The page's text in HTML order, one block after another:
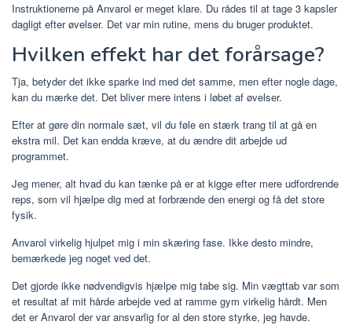
Instruktionerne på Anvarol er meget klare. Du rådes til at tage 3 kapsler
dagligt efter øvelser. Det var min rutine, mens du bruger produktet.
Hvilken effekt har det forårsage?
Tja, betyder det ikke sparke ind med det samme, men efter nogle dage,
kan du mærke det. Det bliver mere intens i løbet af øvelser.
Efter at gøre din normale sæt, vil du føle en stærk trang til at gå en
ekstra mil. Det kan endda kræve, at du ændre dit arbejde ud
programmet.
Jeg mener, alt hvad du kan tænke på er at kigge efter mere udfordrende
reps, som vil hjælpe dig med at forbrænde den energi og få det store
fysik.
Anvarol virkelig hjulpet mig i min skæring fase. Ikke desto mindre,
bemærkede jeg noget ved det.
Det gjorde ikke nødvendigvis hjælpe mig tabe sig. Min vægttab var som
et resultat af mit hårde arbejde ved at ramme gym virkelig hårdt. Men
det er Anvarol der var ansvarlig for al den store styrke, jeg havde.